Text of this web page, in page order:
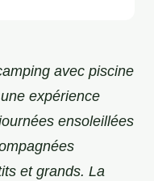
avec piscine
expérience
ensoleillées
et grands. La